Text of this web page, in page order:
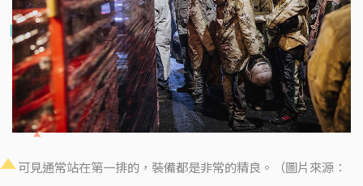
可見通常站在第一排的，裝備都是非常的精良。（圖片來源：